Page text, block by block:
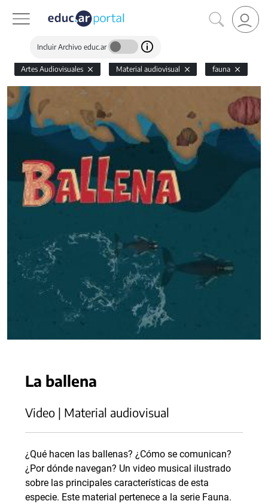
Incluir Archivo educ.ar
Artes Audiovisuales Material audiovisual fauna
La ballena
Video | Material audiovisual
¿Qué hacen las ballenas? ¿Cómo se comunican?
¿Por dónde navegan? Un video musical ilustrado
sobre las principales características de esta
especie. Este material pertenece a la serie Fauna.